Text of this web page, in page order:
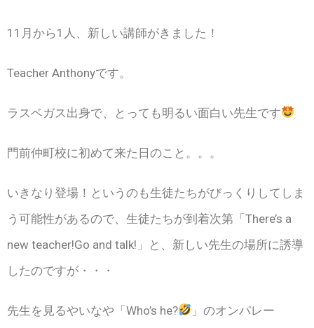
11月から1人、新しい講師がきました！
Teacher Anthonyです。
ラスベガス出身で、とっても明るい面白い先生です
門前仲町校に初めて来た日のこと。。。
いきなり登場！というのも生徒たちがびっくりしてしま
う可能性があるので、生徒たちが到着次第「There’s a
new teacher!Go and talk!」と、新しい先生の場所に誘導
したのですが・・・
先生を見るやいなや「Who’s he?
」のオンパレー